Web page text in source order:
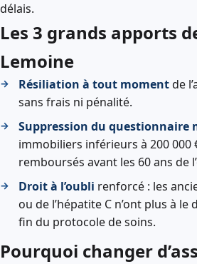
délais.
Les 3 grands apports
Lemoine
Résiliation à tout momentde
sans frais ni pénalité.
Suppression du questionnaire
immobiliers inférieurs à 200 000
remboursés avant les 60 ans de
Droit à l’oubli renforcé : les
ou de l’hépatite C n’ont plus à le
fin du protocole de soins.
Pourquoi changer